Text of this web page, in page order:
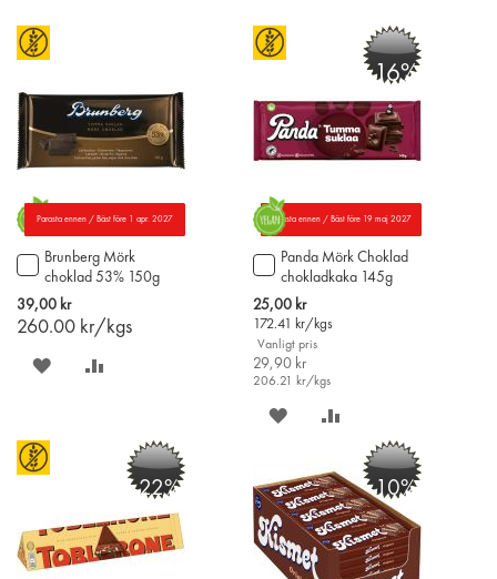
Parasta ennen / Bäst före 1 apr. 2027
Brunberg Mörk
choklad 53% 150g
39,00 kr
260.00 kr/kgs
Lägg
till
i
varukorgen
SPARA
ÖNSKELISTAN
JÄMFÖR
-16%
Parasta ennen / Bäst före 19 maj 2027
Panda Mörk Choklad
chokladkaka 145g
Special
Price
25,00 kr
172.41 kr/kgs
Vanligt pris
29,90 kr
206.21 kr/kgs
Lägg
till
i
varukorgen
SPARA
ÖNSKELISTAN
JÄMFÖR
-22% -10%